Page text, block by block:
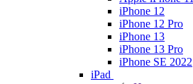
iPhone 12
iPhone 12 Pro
iPhone 13
iPhone 13 Pro
iPhone SE 2022
iPad